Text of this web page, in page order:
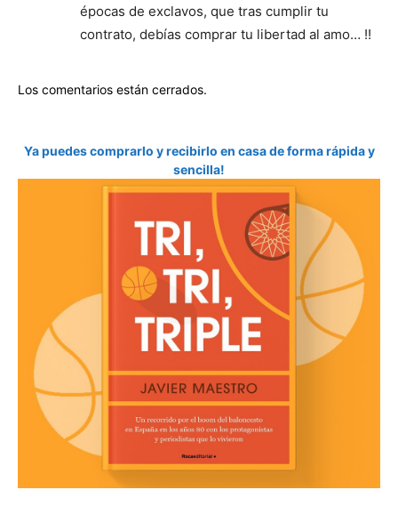
épocas de exclavos, que tras cumplir tu
contrato, debías comprar tu libertad al amo… !!
Los comentarios están cerrados.
Ya puedes comprarlo y recibirlo en casa de forma rápida y
sencilla!